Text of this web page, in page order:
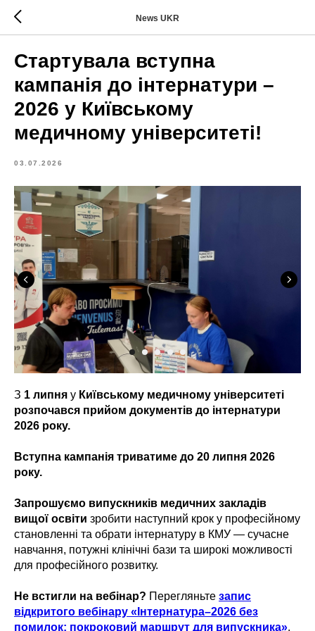
News UKR
Стартувала вступна
кампанія до інтернатури –
2026 у Київському
медичному університеті!
03.07.2026
З 1 липня у Київському медичному університеті
розпочався прийом документів до інтернатури
2026 року.
Вступна кампанія триватиме до 20 липня 2026
року.
Запрошуємо випускників медичних закладів
вищої освіти зробити наступний крок у професійному
становленні та обрати інтернатуру в КМУ — сучасне
навчання, потужні клінічні бази та широкі можливості
для професійного розвитку.
Не встигли на вебінар? Перегляньте запис
відкритого вебінару «Інтернатура–2026 без
помилок: покроковий маршрут для випускника»,